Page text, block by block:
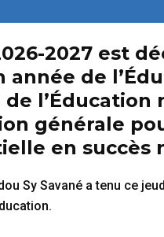
2027 est
année de
l’Éducation
générale
en succès
Sy Savané a tenu ce